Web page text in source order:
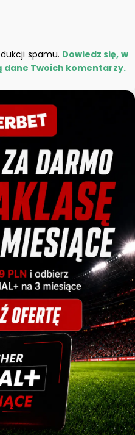
spamu. Dowiedz się, w
dane Twoich komentarzy.